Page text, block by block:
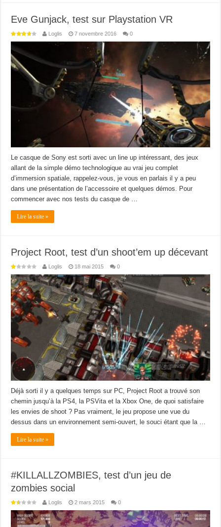
Eve Gunjack, test sur Playstation VR
Loglis 7 novembre 2016 0
Le casque de Sony est sorti avec un line up intéressant, des jeux
allant de la simple démo technologique au vrai jeu complet
d’immersion spatiale, rappelez-vous, je vous en parlais il y a peu
dans une présentation de l’accessoire et quelques démos. Pour
commencer avec nos tests du casque de …
Lire la suite »
Project Root, test d’un shoot’em up décevant
Loglis 18 mai 2015 0
Déjà sorti il y a quelques temps sur PC, Project Root a trouvé son
chemin jusqu’à la PS4, la PSVita et la Xbox One, de quoi satisfaire
les envies de shoot ? Pas vraiment, le jeu propose une vue du
dessus dans un environnement semi-ouvert, le souci étant que la …
Lire la suite »
#KILLALLZOMBIES, test d’un jeu de
zombies social
Loglis 2 mars 2015 0